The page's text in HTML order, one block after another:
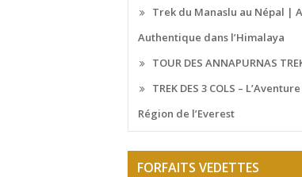
Trek du Manaslu au Népal |
Authentique dans l’Himalaya
TOUR DES ANNAPURNAS
TREK DES 3 COLS –
Région de l’Everest
FORFAITS VEDETTES